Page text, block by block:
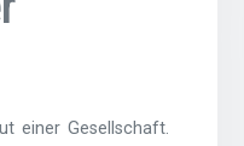
einer Gesellschaft.